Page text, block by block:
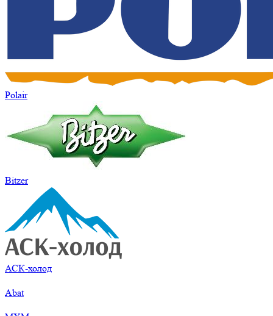
Polair
Bitzer
АСК-холод
Abat